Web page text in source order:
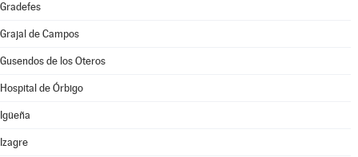
Gradefes
Grajal de Campos
Gusendos de los Oteros
Hospital de Órbigo
Igüeña
Izagre